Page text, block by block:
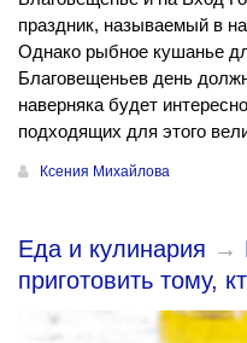
праздник, называемый в
Однако рыбное кушанье
Благовещеньев день
наверняка будет
подходящих для этого
Ксения Михайлова
Еда и кулинария →
приготовить тому,